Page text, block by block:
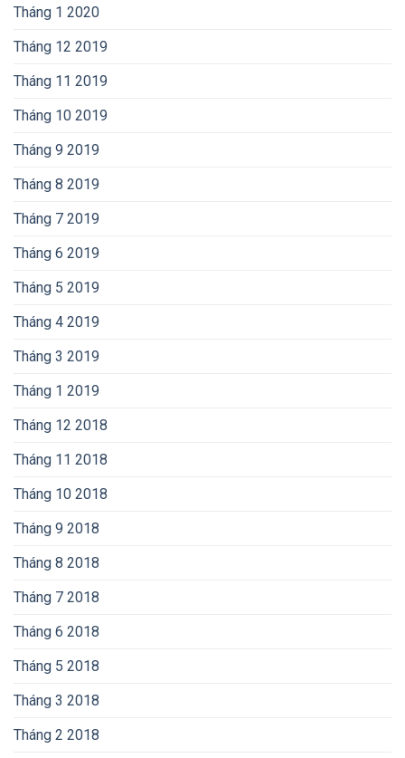
Tháng 1 2020
Tháng 12 2019
Tháng 11 2019
Tháng 10 2019
Tháng 9 2019
Tháng 8 2019
Tháng 7 2019
Tháng 6 2019
Tháng 5 2019
Tháng 4 2019
Tháng 3 2019
Tháng 1 2019
Tháng 12 2018
Tháng 11 2018
Tháng 10 2018
Tháng 9 2018
Tháng 8 2018
Tháng 7 2018
Tháng 6 2018
Tháng 5 2018
Tháng 3 2018
Tháng 2 2018